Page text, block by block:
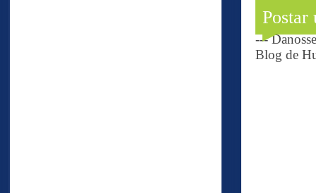
Postar
---
Blog de